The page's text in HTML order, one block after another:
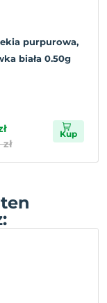
purpurowa,
biała 0.50g
Kup